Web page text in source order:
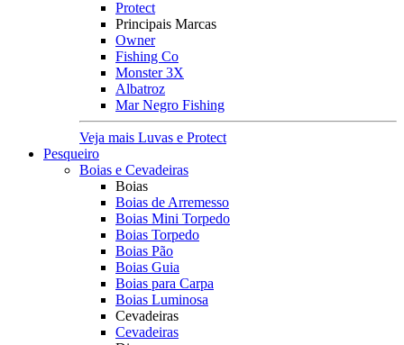
Protect
Principais Marcas
Owner
Fishing Co
Monster 3X
Albatroz
Mar Negro Fishing
Veja mais Luvas e Protect
Pesqueiro
Boias e Cevadeiras
Boias
Boias de Arremesso
Boias Mini Torpedo
Boias Torpedo
Boias Pão
Boias Guia
Boias para Carpa
Boias Luminosa
Cevadeiras
Cevadeiras